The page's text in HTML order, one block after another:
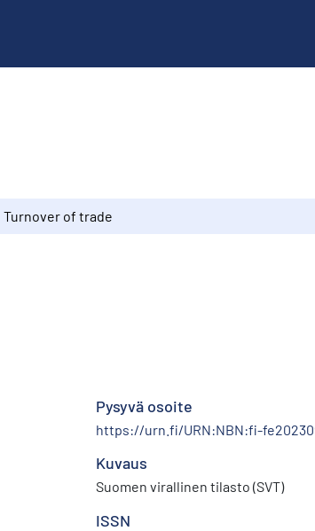
Turnover of trade
Pysyvä osoite
https://urn.fi/URN:NBN:fi-
Kuvaus
Suomen virallinen tilasto (SVT)
ISSN